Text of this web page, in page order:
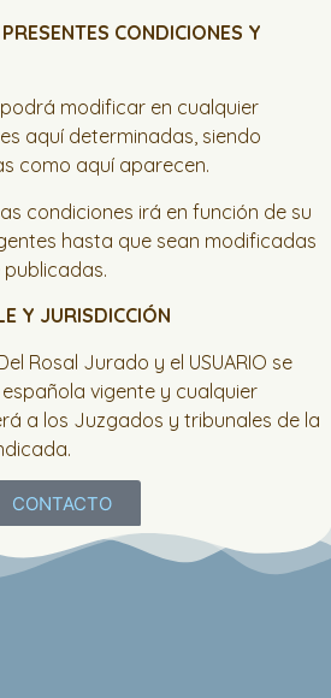
CONDICIONES Y
modificar en cualquier
aquí determinadas, siendo
como aquí aparecen.
condiciones irá en función de su
hasta que sean modificadas
Y JURISDICCIÓN
Rosal Jurado y el USUARIO se
vigente y cualquier
a los Juzgados y tribunales de la
CONTACTO